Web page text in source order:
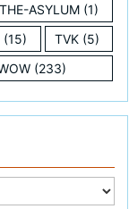
THE-ASYLUM(1)
(15) TVK(5)
(233)